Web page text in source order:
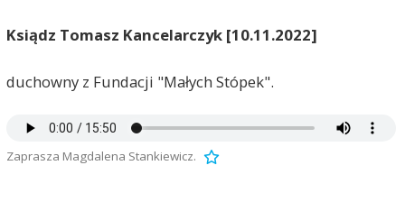
Ksiądz Tomasz Kancelarczyk [10.11.2022]
duchowny z Fundacji "Małych Stópek".
Zaprasza Magdalena Stankiewicz.